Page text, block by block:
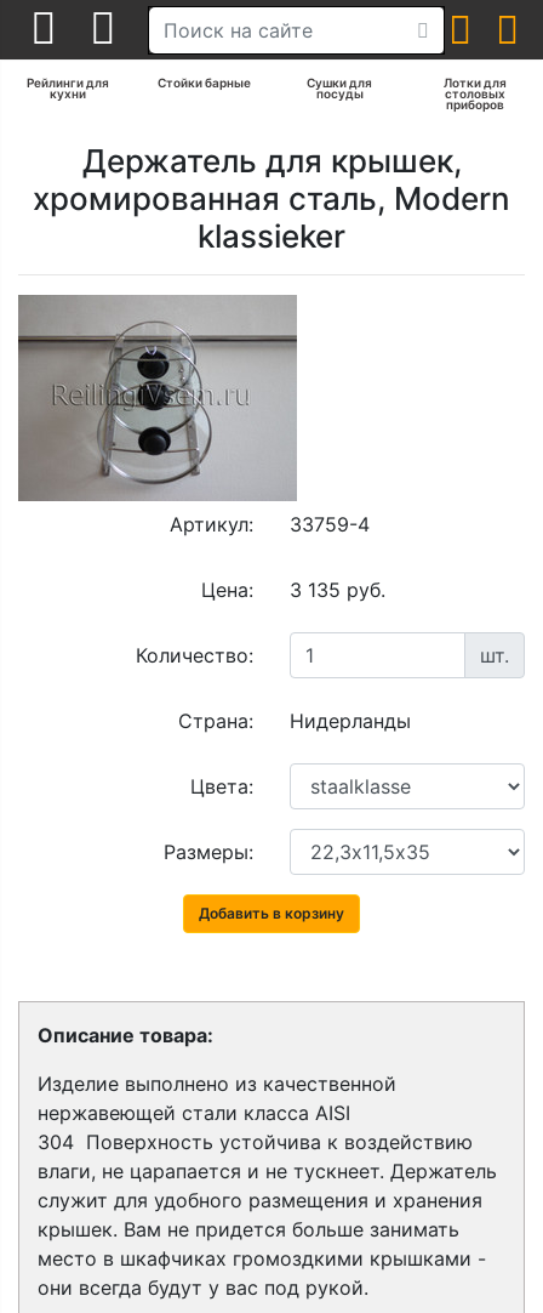
Рейлинги для
кухни
Стойки барные Сушки для
посуды
Лотки для
столовых
приборов
Держатель для крышек,
хромированная сталь, Modern
klassieker
Артикул: 33759-4
Цена: 3 135 руб.
Количество: шт.
Страна: Нидерланды
Цвета:
Размеры:
Добавить в корзину
Описание товара:
Изделие выполнено из качественной
нержавеющей стали класса AISI
304 Поверхность устойчива к воздействию
влаги, не царапается и не тускнеет. Держатель
служит для удобного размещения и хранения
крышек. Вам не придется больше занимать
место в шкафчиках громоздкими крышками -
они всегда будут у вас под рукой.